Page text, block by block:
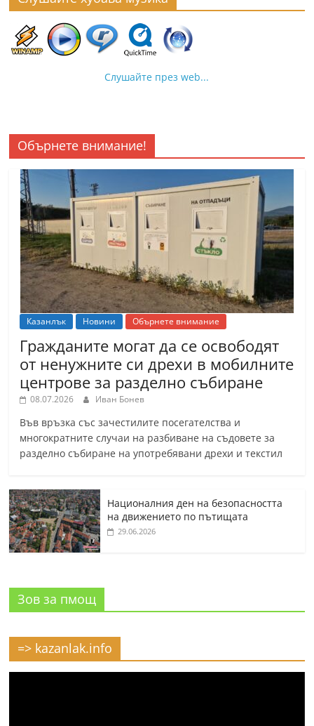
Слушайте през web...
Обърнете внимание!
Казанлък Новини Обърнете внимание
Гражданите могат да се освободят
от ненужните си дрехи в мобилните
центрове за разделно събиране
08.07.2026 Иван Бонев
Във връзка със зачестилите посегателства и
многократните случаи на разбиване на съдовете за
разделно събиране на употребявани дрехи и текстил
Националния ден на безопасността
на движението по пътищата
29.06.2026
Зов за пмощ
=> kazanlak.info